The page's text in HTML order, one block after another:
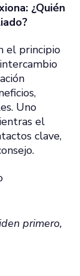
¿Quién
el principio
Uno
el
clave,
primero,